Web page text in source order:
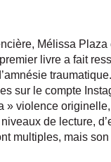
Mélissa Plaza
livre a fait
sur le compte
» violence
de lecture,
multiples, mais